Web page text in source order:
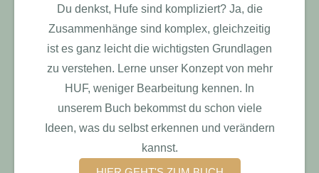
Du denkst, Hufe sind kompliziert? Ja, die
Zusammenhänge sind komplex, gleichzeitig
ist es ganz leicht die wichtigsten Grundlagen
zu verstehen. Lerne unser Konzept von mehr
HUF, weniger Bearbeitung kennen. In
unserem Buch bekommst du schon viele
Ideen, was du selbst erkennen und verändern
kannst.